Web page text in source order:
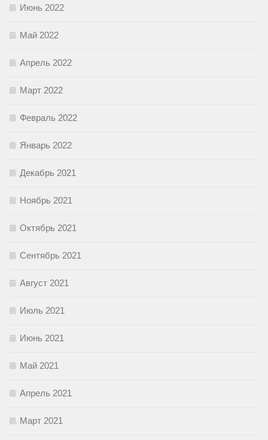
Июнь 2022
Май 2022
Апрель 2022
Март 2022
Февраль 2022
Январь 2022
Декабрь 2021
Ноябрь 2021
Октябрь 2021
Сентябрь 2021
Август 2021
Июль 2021
Июнь 2021
Май 2021
Апрель 2021
Март 2021